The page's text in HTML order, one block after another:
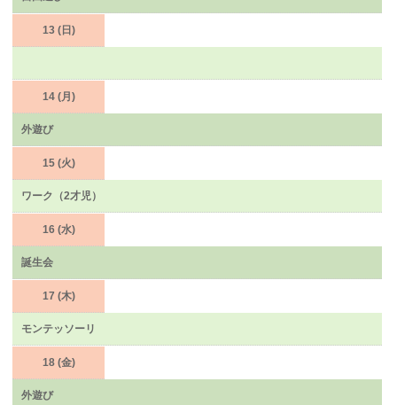
13 (日)
14 (月)
外遊び
15 (火)
ワーク（2才児）
16 (水)
誕生会
17 (木)
モンテッソーリ
18 (金)
外遊び